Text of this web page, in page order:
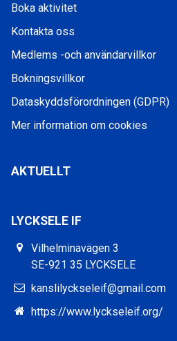
Boka aktivitet
Kontakta oss
Medlems -och användarvillkor
Bokningsvillkor
Dataskyddsförordningen (GDPR)
Mer information om cookies
AKTUELLT
LYCKSELE IF
Vilhelminavägen 3
SE-921 35 LYCKSELE
kanslilyckseleif@gmail.com
https://www.lyckseleif.org/